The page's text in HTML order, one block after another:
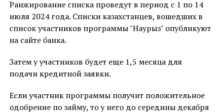
Ранжирование списка проведут в период с 1 по 14
июля 2024 года. Списки казахстанцев, вошедших в
список участников программы "Наурыз" опубликуют
на сайте банка.
Затем у участников будет еще 1,5 месяца для
подачи кредитной заявки.
Если участник программы получит положительное
одобрение по займу, то у него до середины декабря